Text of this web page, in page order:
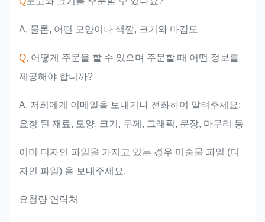
A, 물론, 어떤 모양이나 색깔, 크기와 마감도
Q, 어떻게 주문을 할 수 있으며 주문할 때 어떤 정보를
제공해야 합니까?
A, 저희에게 이메일을 보내거나 전화하여 알려주세요:
요청 된 재료, 모양, 크기, 두께, 그래픽, 문장, 마무리 등
이미 디자인 파일을 가지고 있는 경우 미술물 파일 (디
자인 파일) 을 보내주세요.
요청량 연락처